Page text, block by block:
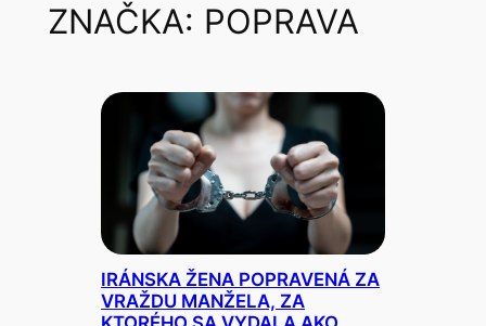
ZNAČKA: POPRAVA
IRÁNSKA ŽENA POPRAVENÁ ZA
VRAŽDU MANŽELA, ZA